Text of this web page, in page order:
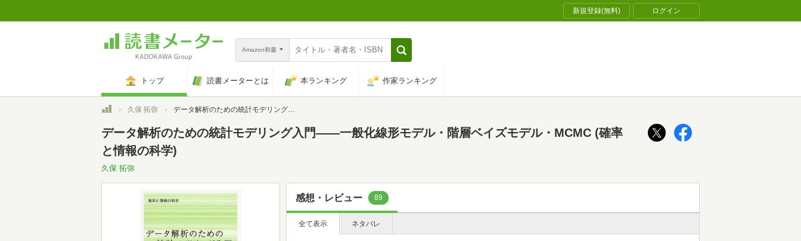
新規登録(無料) ログイン
Amazon和書
トップ 読書メーターとは 本ランキング 作家ランキング
トップ久保 拓弥 データ解析のための統計モデリング入門――一般化線形モデル・階層ベイズモデル・MCMC (確率と情報の科学)
データ解析のための統計モデリング入門――一般化線形モデル・階層ベイズモデル・MCMC (確率
と情報の科学)
久保 拓弥
感想・レビュー 89
全て表示 ネタバレ